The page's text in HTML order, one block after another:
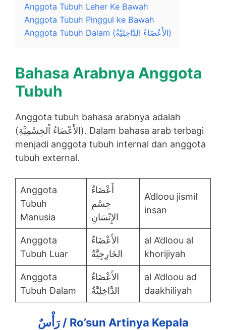
Anggota Tubuh Leher Ke Bawah
Anggota Tubuh Pinggul ke Bawah
Anggota Tubuh Dalam (الأَعْضَاءُ الدَّاخِلِيَّةُ)
Bahasa Arabnya Anggota
Tubuh
Anggota tubuh bahasa arabnya adalah
(الأَعْضَاءُ اْلجِسْمِيَّةِ). Dalam bahasa arab terbagi
menjadi anggota tubuh internal dan anggota
tubuh external.
Anggota
Tubuh
Manusia
أَعْضَاءُ
جِسْمِ
الإِنْسَانِ
A’dloou jismil
insan
Anggota
Tubuh Luar
الأَعْضَاءُ
الخَارِجِيَّةُ
al A’dloou al
khorijiyah
Anggota
Tubuh Dalam
الأَعْضَاءُ
الدَّاخِلِيَّةُ
al A’dloou ad
daakhiliyah
رَأْسٌ/ Ro’sun Artinya Kepala